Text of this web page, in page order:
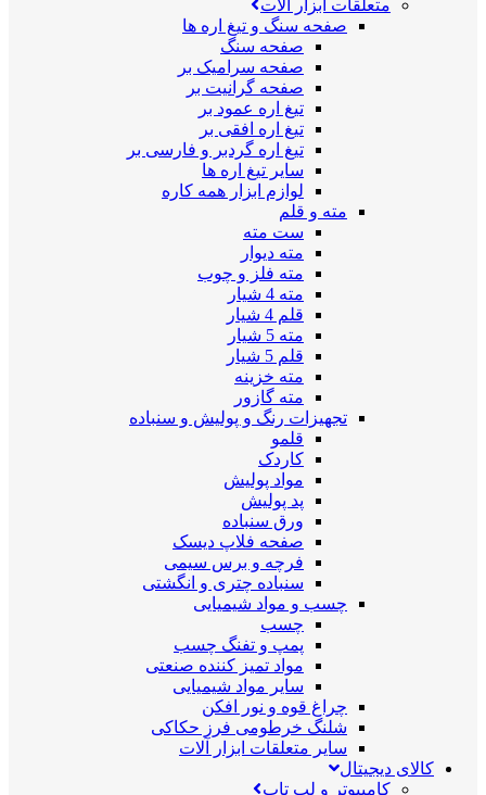
متعلقات ابزار آلات
صفحه سنگ و تیغ اره ها
صفحه سنگ
صفحه سرامیک بر
صفحه گرانیت بر
تیغ اره عمود بر
تیغ اره افقی بر
تیغ اره گردبر و فارسی بر
سایر تیغ اره ها
لوازم ابزار همه کاره
مته و قلم
ست مته
مته دیوار
مته فلز و چوب
مته 4 شیار
قلم 4 شیار
مته 5 شیار
قلم 5 شیار
مته خزینه
مته گازور
تجهیزات رنگ و پولیش و سنباده
قلمو
کاردک
مواد پولیش
پد پولیش
ورق سنباده
صفحه فلاپ دیسک
فرچه و برس سیمی
سنباده چتری و انگشتی
چسب و مواد شیمیایی
چسب
پمپ و تفنگ چسب
مواد تمیز کننده صنعتی
سایر مواد شیمیایی
چراغ قوه و نور افکن
شلنگ خرطومی فرز حکاکی
سایر متعلقات ابزار آلات
کالای دیجیتال
کامپیوتر و لپ تاپ